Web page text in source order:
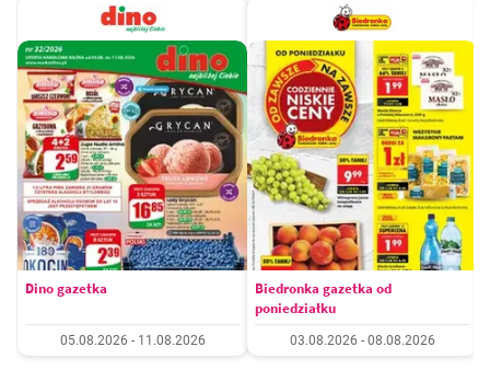
Dino gazetka
05.08.2026 - 11.08.2026
Biedronka gazetka od
poniedziałku
03.08.2026 - 08.08.2026